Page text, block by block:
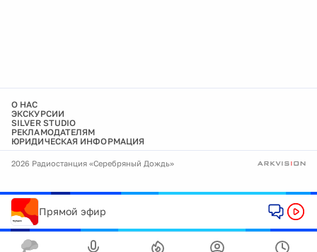
О НАС
ЭКСКУРСИИ
SILVER STUDIO
РЕКЛАМОДАТЕЛЯМ
ЮРИДИЧЕСКАЯ ИНФОРМАЦИЯ
2026 Радиостанция «Серебряный Дождь»
Прямой эфир